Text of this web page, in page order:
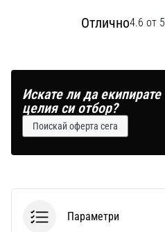
Отлично4.6 от 5
Искате ли да екипирате
целия си отбор?
Поискай оферта сега
Параметри